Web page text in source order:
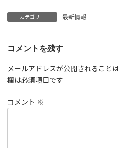
カテゴリー 最新情報
コメントを残す
メールアドレスが公開されること
欄は必須項目です
コメント ※